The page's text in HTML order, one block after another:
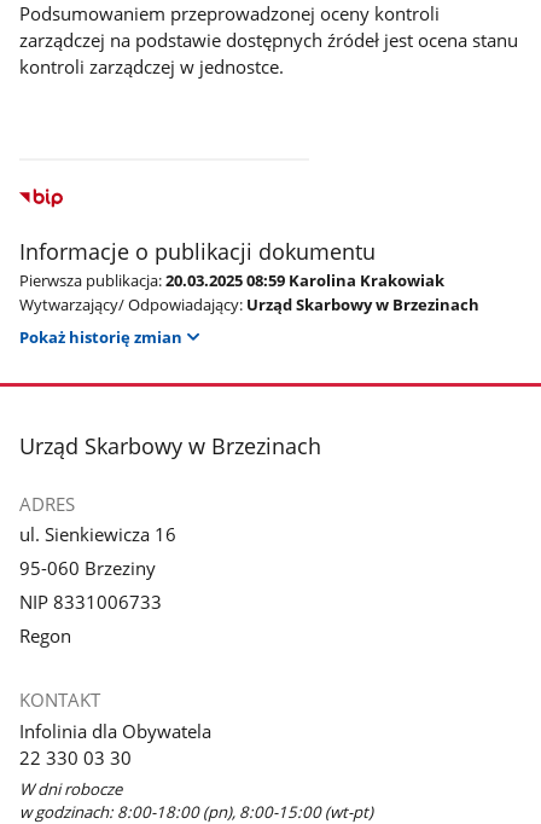
Podsumowaniem przeprowadzonej oceny kontroli
zarządczej na podstawie dostępnych źródeł jest ocena stanu
kontroli zarządczej w jednostce.
Informacje o publikacji dokumentu
Pierwsza publikacja:20.03.2025 08:59 Karolina Krakowiak
Wytwarzający/ Odpowiadający: Urząd Skarbowy w Brzezinach
Pokaż historię zmian
stopka
Urząd Skarbowy w Brzezinach
ADRES
ul. Sienkiewicza 16
95-060 Brzeziny
NIP 8331006733
Regon
KONTAKT
Infolinia dla Obywatela
22 330 03 30
W dni robocze
w godzinach: 8:00-18:00 (pn), 8:00-15:00 (wt-pt)